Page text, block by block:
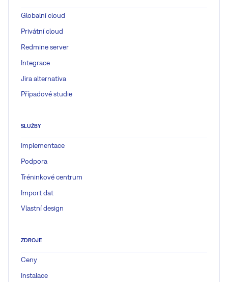
Globalní cloud
Privátní cloud
Redmine server
Integrace
Jira alternativa
Případové studie
SLUŽBY
Implementace
Podpora
Tréninkové centrum
Import dat
Vlastní design
ZDROJE
Ceny
Instalace